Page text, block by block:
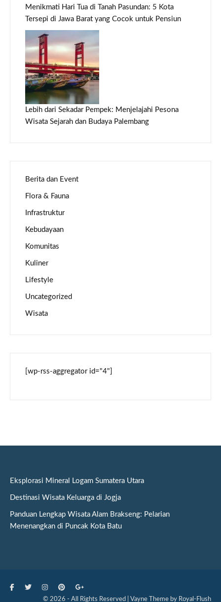
Menikmati Hari Tua di Tanah Pasundan: 5 Kota
Tersepi di Jawa Barat yang Cocok untuk Pensiun
Lebih dari Sekadar Pempek: Menjelajahi Pesona
Wisata Sejarah dan Budaya Palembang
Berita dan Event
Flora & Fauna
Infrastruktur
Kebudayaan
Komunitas
Kuliner
Lifestyle
Uncategorized
Wisata
[wp-rss-aggregator id="4"]
Eksplorasi Mineral Logam Sumatera Utara
Destinasi Wisata Keluarga di Jogja
Panduan Lengkap Wisata Alam Brakseng: Pelarian
Menenangkan di Puncak Kota Batu
© 2026 - All Rights Reserved | Vayne Theme by Royal-Flush